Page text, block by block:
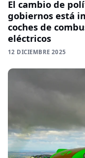
El cambio de
gobiernos está
coches de
eléctricos
12 DICIEMBRE 2025